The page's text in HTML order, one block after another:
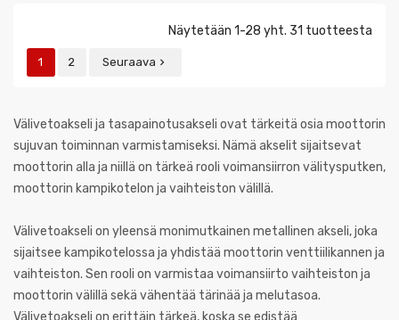
Näytetään 1-28 yht. 31 tuotteesta
1 2 Seuraava 
Välivetoakseli ja tasapainotusakseli ovat tärkeitä osia moottorin
sujuvan toiminnan varmistamiseksi. Nämä akselit sijaitsevat
moottorin alla ja niillä on tärkeä rooli voimansiirron välitysputken,
moottorin kampikotelon ja vaihteiston välillä.
Välivetoakseli on yleensä monimutkainen metallinen akseli, joka
sijaitsee kampikotelossa ja yhdistää moottorin venttiilikannen ja
vaihteiston. Sen rooli on varmistaa voimansiirto vaihteiston ja
moottorin välillä sekä vähentää tärinää ja melutasoa.
Välivetoakseli on erittäin tärkeä, koska se edistää